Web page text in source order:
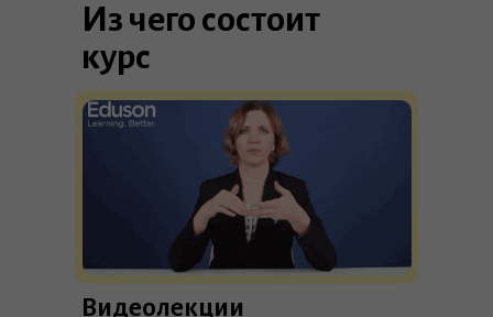
Из чего состоит
курс
Видеолекции